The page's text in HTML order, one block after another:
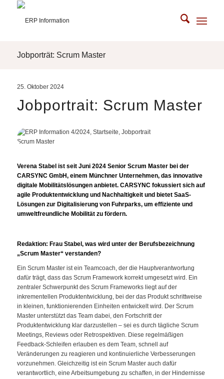
Jobporträt: Scrum Master
25. Oktober 2024
Jobportrait: Scrum Master
Verena Stabel ist seit Juni 2024 Senior Scrum Master bei der
CARSYNC GmbH, einem Münchner Unternehmen, das innovative
digitale Mobilitätslösungen anbietet. CARSYNC fokussiert sich auf
agile Produktentwicklung und Nachhaltigkeit und bietet SaaS-
Lösungen zur Digitalisierung von Fuhrparks, um effiziente und
umweltfreundliche Mobilität zu fördern.
Redaktion: Frau Stabel, was wird unter der Berufsbezeichnung
„Scrum Master“ verstanden?
Ein Scrum Master ist ein Teamcoach, der die Hauptverantwortung
dafür trägt, dass das Scrum Framework korrekt umgesetzt wird. Ein
zentraler Schwerpunkt des Scrum Frameworks liegt auf der
inkrementellen Produktentwicklung, bei der das Produkt schrittweise
in kleinen, funktionierenden Einheiten entwickelt wird. Der Scrum
Master unterstützt das Team dabei, den Fortschritt der
Produktentwicklung klar darzustellen – sei es durch tägliche Scrum
Meetings, Reviews oder Retrospektiven. Diese regelmäßigen
Feedback-Schleifen erlauben es dem Team, schnell auf
Veränderungen zu reagieren und kontinuierliche Verbesserungen
vorzunehmen. Gleichzeitig ist ein Scrum Master auch dafür
verantwortlich, eine Arbeitsumgebung zu schaffen, in der Hindernisse